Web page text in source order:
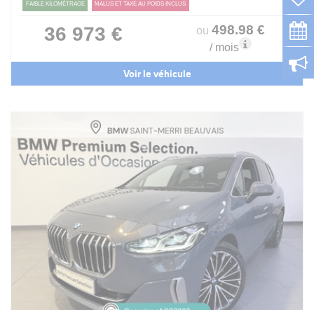
FAIBLE KILOMÉTRAGE MALUS ET TAXE AU POIDS INCLUS
36 973 € ou 498.98 €
/ mois
Voir le véhicule